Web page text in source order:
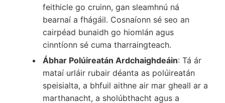
feithicle go cruinn, gan sleamhnú ná
bearnaí a fhágáil. Cosnaíonn sé seo an
cairpéad bunaidh go hiomlán agus
cinntíonn sé cuma tharraingteach.
Ábhar Polúireatán Ardchaighdeáin: Tá ár
mataí urláir rubair déanta as polúireatán
speisialta, a bhfuil aithne air mar gheall ar a
marthanacht, a sholúbthacht agus a